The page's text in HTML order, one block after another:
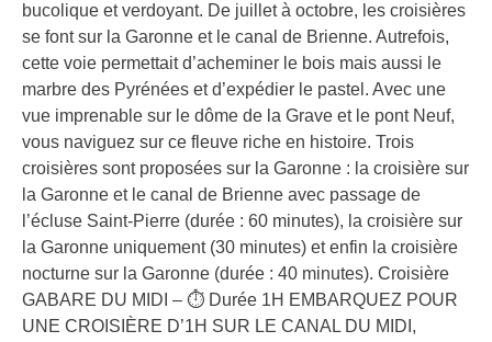
bucolique et verdoyant. De juillet à octobre, les croisières
se font sur la Garonne et le canal de Brienne. Autrefois,
cette voie permettait d’acheminer le bois mais aussi le
marbre des Pyrénées et d’expédier le pastel. Avec une
vue imprenable sur le dôme de la Grave et le pont Neuf,
vous naviguez sur ce fleuve riche en histoire. Trois
croisières sont proposées sur la Garonne : la croisière sur
la Garonne et le canal de Brienne avec passage de
l’écluse Saint-Pierre (durée : 60 minutes), la croisière sur
la Garonne uniquement (30 minutes) et enfin la croisière
nocturne sur la Garonne (durée : 40 minutes). Croisière
GABARE DU MIDI – ⏱️ Durée 1H EMBARQUEZ POUR
UNE CROISIÈRE D’1H SUR LE CANAL DU MIDI,